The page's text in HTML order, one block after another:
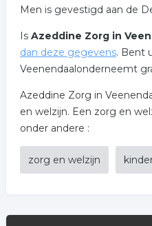
Men is gevestigd aan de
Is Azeddine Zorg in
dan deze gegevens. Bent
Veenendaalonderneemt
Azeddine Zorg in
en welzijn. Een zorg en
onder andere :
zorg en welzijn